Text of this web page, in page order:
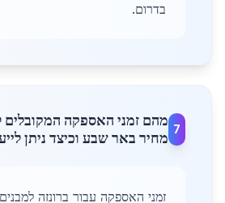
בדרום.
7
מהם זמני האספקה המקובלים
מחיר באר שבע וכיצד ניתן
זמני האספקה עבור ברונזה